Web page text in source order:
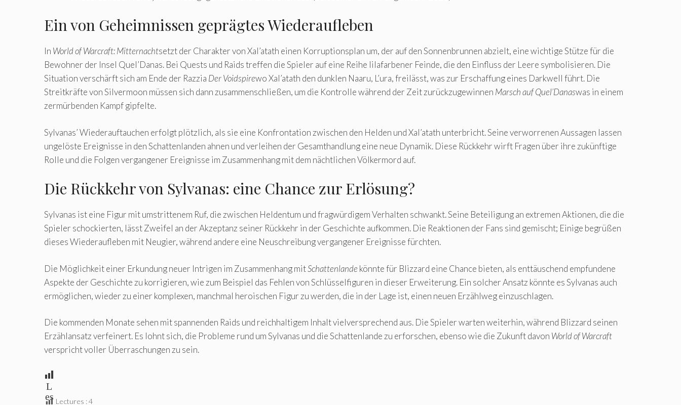
Ein von Geheimnissen geprägtes Wiederaufleben
In World of Warcraft: Mitternachtsetzt der Charakter von Xal’atath einen Korruptionsplan um, der auf den Sonnenbrunnen abzielt, eine wichtige Stütze für die
Bewohner der Insel Quel’Danas. Bei Quests und Raids treffen die Spieler auf eine Reihe lilafarbener Feinde, die den Einfluss der Leere symbolisieren. Die
Situation verschärft sich am Ende der Razzia Der Voidspirewo Xal’atath den dunklen Naaru, L’ura, freilässt, was zur Erschaffung eines Darkwell führt. Die
Streitkräfte von Silvermoon müssen sich dann zusammenschließen, um die Kontrolle während der Zeit zurückzugewinnen Marsch auf Quel’Danaswas in einem
zermürbenden Kampf gipfelte.
Sylvanas’ Wiederauftauchen erfolgt plötzlich, als sie eine Konfrontation zwischen den Helden und Xal’atath unterbricht. Seine verworrenen Aussagen lassen
ungelöste Ereignisse in den Schattenlanden ahnen und verleihen der Gesamthandlung eine neue Dynamik. Diese Rückkehr wirft Fragen über ihre zukünftige
Rolle und die Folgen vergangener Ereignisse im Zusammenhang mit dem nächtlichen Völkermord auf.
Die Rückkehr von Sylvanas: eine Chance zur Erlösung?
Sylvanas ist eine Figur mit umstrittenem Ruf, die zwischen Heldentum und fragwürdigem Verhalten schwankt. Seine Beteiligung an extremen Aktionen, die die
Spieler schockierten, lässt Zweifel an der Akzeptanz seiner Rückkehr in der Geschichte aufkommen. Die Reaktionen der Fans sind gemischt; Einige begrüßen
dieses Wiederaufleben mit Neugier, während andere eine Neuschreibung vergangener Ereignisse fürchten.
Die Möglichkeit einer Erkundung neuer Intrigen im Zusammenhang mitSchattenlande könnte für Blizzard eine Chance bieten, als enttäuschend empfundene
Aspekte der Geschichte zu korrigieren, wie zum Beispiel das Fehlen von Schlüsselfiguren in dieser Erweiterung. Ein solcher Ansatz könnte es Sylvanas auch
ermöglichen, wieder zu einer komplexen, manchmal heroischen Figur zu werden, die in der Lage ist, einen neuen Erzählweg einzuschlagen.
Die kommenden Monate sehen mit spannenden Raids und reichhaltigem Inhalt vielversprechend aus. Die Spieler warten weiterhin, während Blizzard seinen
Erzählansatz verfeinert. Es lohnt sich, die Probleme rund um Sylvanas und die Schattenlande zu erforschen, ebenso wie die Zukunft davon World of Warcraft
verspricht voller Überraschungen zu sein.
L
es
Lectures :4